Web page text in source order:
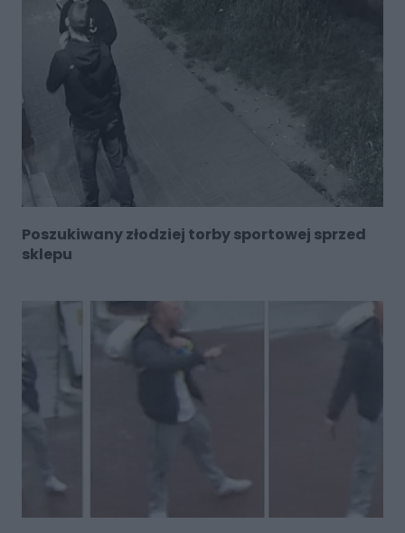
Poszukiwany złodziej torby sportowej sprzed
sklepu